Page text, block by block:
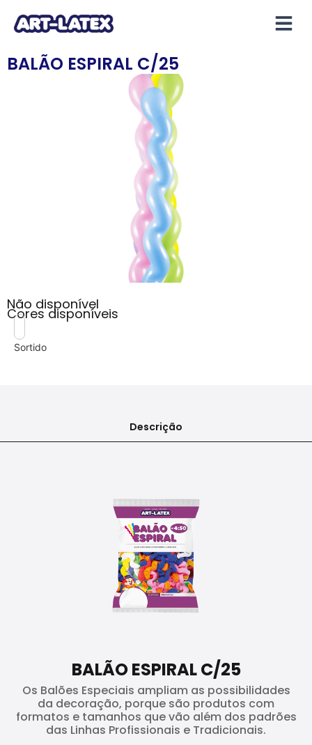
BALÃO ESPIRAL C/25
Não disponível
Cores disponíveis
Sortido
Descrição
BALÃO ESPIRAL C/25
Os Balões Especiais ampliam as possibilidades
da decoração, porque são produtos com
formatos e tamanhos que vão além dos padrões
das Linhas Profissionais e Tradicionais.